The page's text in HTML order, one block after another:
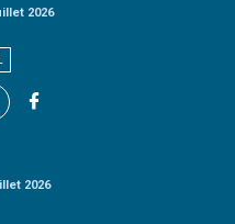
2026
2026